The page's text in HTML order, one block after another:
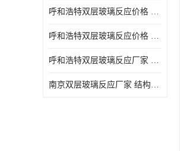
呼和浩特双层玻璃反应价格 安全稳定 机械性能好
呼和浩特双层玻璃反应价格 结构紧凑 可做加热反应
呼和浩特双层玻璃反应厂家 转速恒定 空载不宜高速运转
南京双层玻璃反应厂家 结构紧凑 可连续工作 可做加热反应